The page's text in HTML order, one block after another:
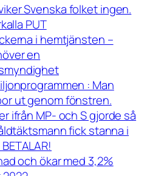
Svenska folket ingen.
PUT
i hemtjänsten –
en
: Man
ut genom fönstren.
ifrån MP- och S gjorde så
fick stanna i
och ökar med 3,2%